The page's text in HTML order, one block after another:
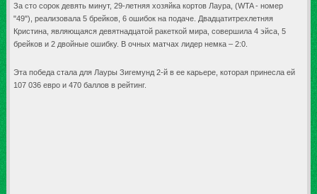
За сто сорок девять минут, 29-летняя хозяйка кортов Лаура, (WTA - номер
"49"), реализовала 5 брейков, 6 ошибок на подаче. Двадцатитрехлетняя
Кристина, являющаяся девятнадцатой ракеткой мира, совершила 4 эйса, 5
брейков и 2 двойные ошибку. В очных матчах лидер немка – 2:0.
Эта победа стала для Лауры Зигемунд 2-й в ее карьере, которая принесла ей
107 036 евро и 470 баллов в рейтинг.